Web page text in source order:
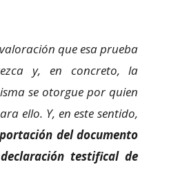
que esa prueba
y, en concreto, la
se otorgue por quien
ello. Y, en este sentido,
del documento
testifical de